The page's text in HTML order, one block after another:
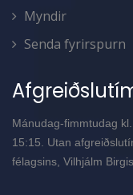
Myndir
Senda fyrirspurn
Mánudag-fimmtudag
15:15. Utan
félagsins, Vilhjálm